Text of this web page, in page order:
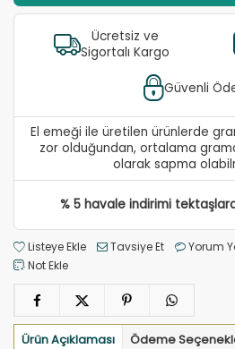
Ücretsiz ve
Sigortalı Kargo
Güvenli
El emeği ile üretilen ürünlerde
zor olduğundan, ortalama
olarak sapma
% 5 havale indirimi
Listeye Ekle Tavsiye Et Yorum
Not Ekle
Ürün Açıklaması Ödeme